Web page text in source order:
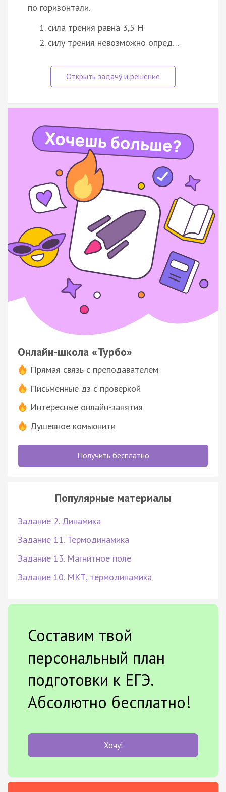
по горизонтали.
сила трения равна 3,5 H
силу трения невозможно опред…
Онлайн-школа «Турбо»
Прямая связь с преподавателем
Письменные дз с проверкой
Интересные онлайн-занятия
Душевное комьюнити
Получить бесплатно
Популярные материалы
Задание 2. Динамика
Задание 11. Термодинамика
Задание 13. Магнитное поле
Задание 10. МКТ, термодинамика
Составим твой
персональный план
подготовки к ЕГЭ.
Абсолютно бесплатно!
Хочу!